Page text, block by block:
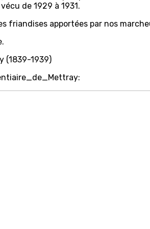
de 1929 à 1931.
friandises apportées par nos
(1839-1939)